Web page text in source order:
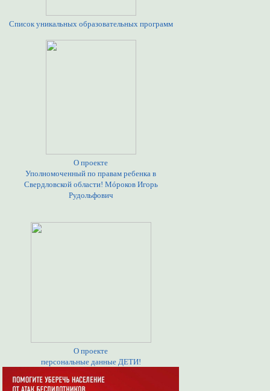
Список уникальных образовательных программ
О проекте
Уполномоченный по правам ребенка в
Свердловской области! Мóроков Игорь
Рудольфович
О проекте
персональные данные ДЕТИ!